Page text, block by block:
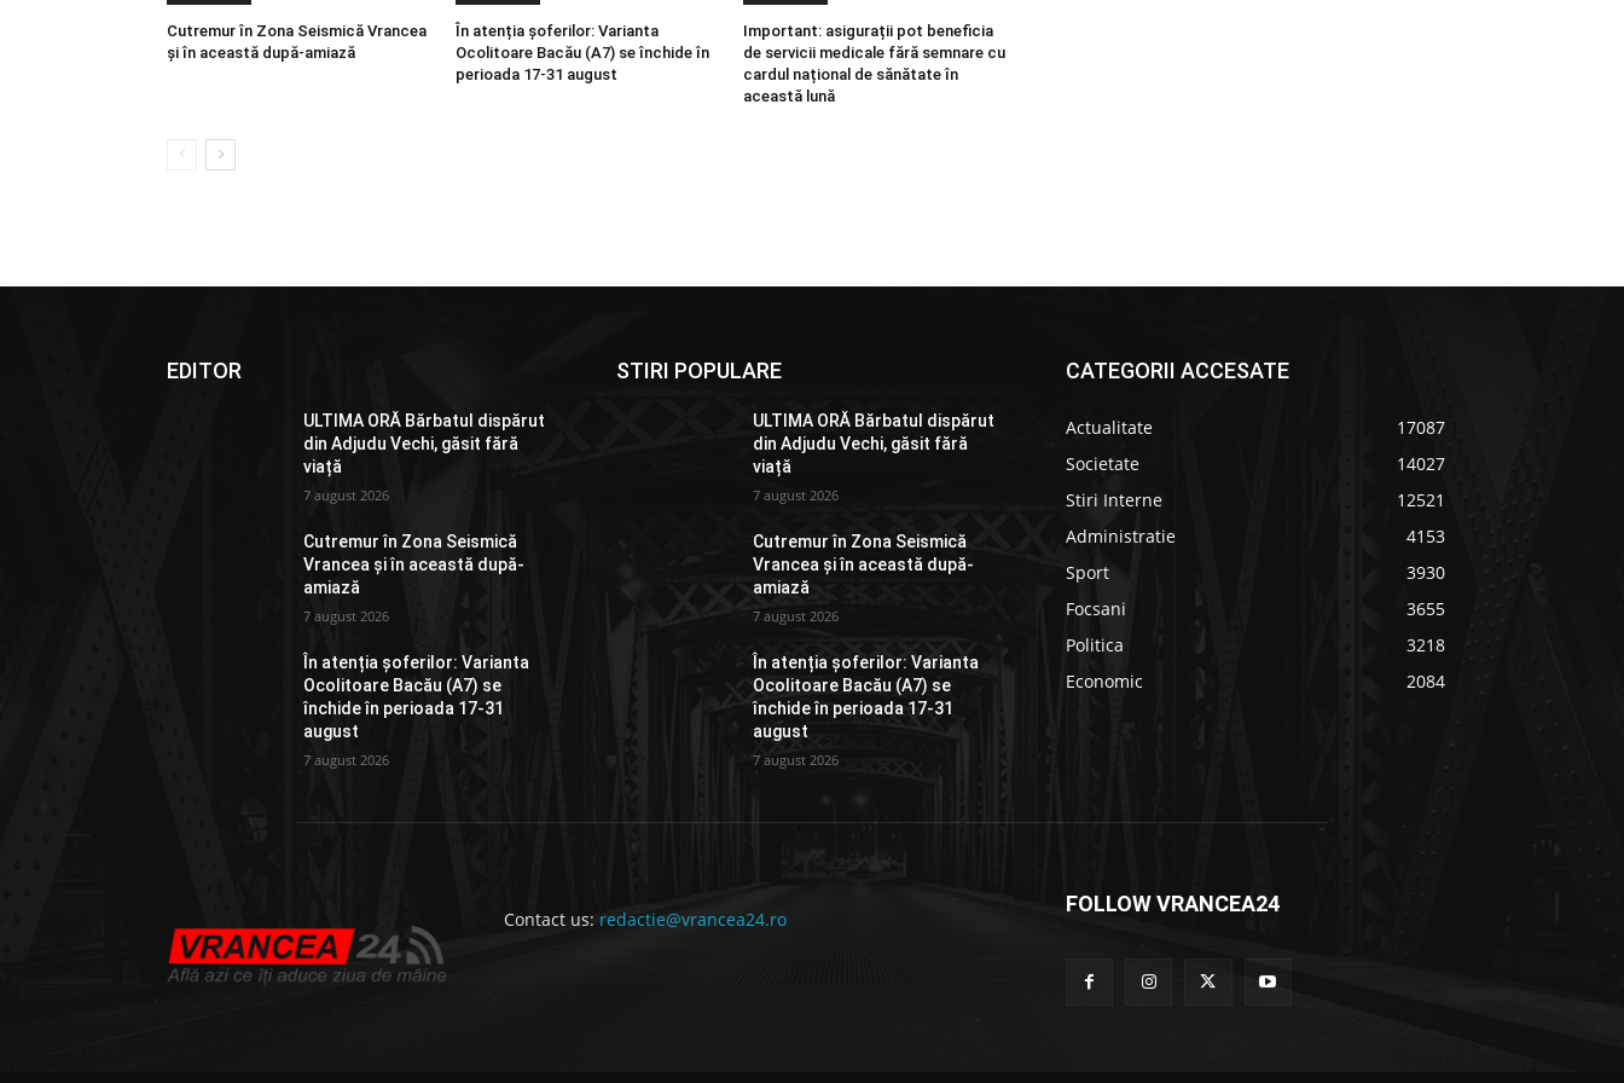
Cutremur în Zona Seismică Vrancea
și în această după-amiază
În atenția șoferilor: Varianta
Ocolitoare Bacău (A7) se închide în
perioada 17-31 august
Important: asigurații pot beneficia
de servicii medicale fără semnare cu
cardul național de sănătate în
această lună
EDITOR
ULTIMA ORĂ Bărbatul dispărut
din Adjudu Vechi, găsit fără
viață
7 august 2026
Cutremur în Zona Seismică
Vrancea și în această după-
amiază
7 august 2026
În atenția șoferilor: Varianta
Ocolitoare Bacău (A7) se
închide în perioada 17-31
august
7 august 2026
STIRI POPULARE
ULTIMA ORĂ Bărbatul dispărut
din Adjudu Vechi, găsit fără
viață
7 august 2026
Cutremur în Zona Seismică
Vrancea și în această după-
amiază
7 august 2026
În atenția șoferilor: Varianta
Ocolitoare Bacău (A7) se
închide în perioada 17-31
august
7 august 2026
CATEGORII ACCESATE
Actualitate
17087
Societate
14027
Stiri Interne
12521
Administratie
4153
Sport
3930
Focsani
3655
Politica
3218
Economic
2084
Contact us: redactie@vrancea24.ro
FOLLOW VRANCEA24